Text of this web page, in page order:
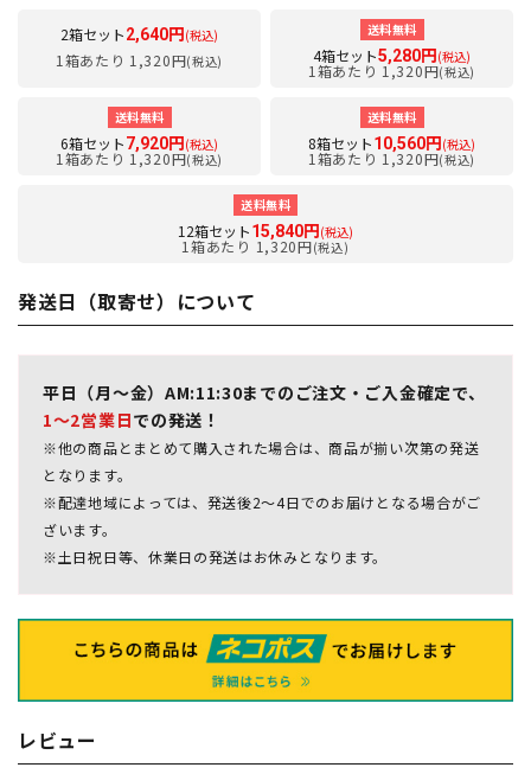
2箱セット2,640円 (税込)
1箱あたり 1,320円(税込)
送料無料
4箱セット5,280円 (税込)
1箱あたり 1,320円(税込)
送料無料
6箱セット7,920円 (税込)
1箱あたり 1,320円(税込)
送料無料
8箱セット10,560円 (税込)
1箱あたり 1,320円(税込)
送料無料
12箱セット15,840円 (税込)
1箱あたり 1,320円(税込)
発送日（取寄せ）について
平日（月～金）AM:11:30までのご注文・ご入金確定で、
1～2営業日での発送！
※他の商品とまとめて購入された場合は、商品が揃い次第の発送
となります。
※配達地域によっては、発送後2～4日でのお届けとなる場合がご
ざいます。
※土日祝日等、休業日の発送はお休みとなります。
レビュー